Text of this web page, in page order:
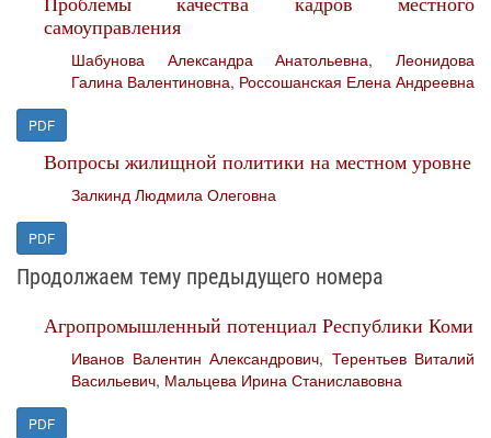
самоуправления
Шабунова Александра Анатольевна,Леонидова
Галина Валентиновна, Россошанская Елена Андреевна
PDF
Вопросы жилищной политики на местном уровне
Залкинд Людмила Олеговна
PDF
Продолжаем тему предыдущего номера
Агропромышленный потенциал Республики Коми
Иванов Валентин Александрович, Терентьев Виталий
Васильевич, Мальцева Ирина Станиславовна
PDF